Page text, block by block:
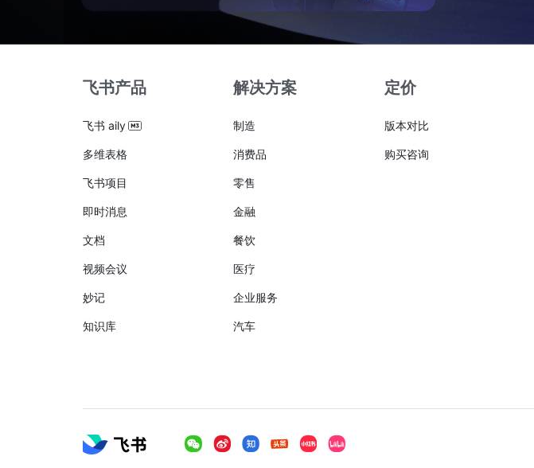
飞书产品
飞书 aily
多维表格
飞书项目
即时消息
文档
视频会议
妙记
知识库
解决方案
制造
消费品
零售
金融
餐饮
医疗
企业服务
汽车
定价
版本对比
购买咨询